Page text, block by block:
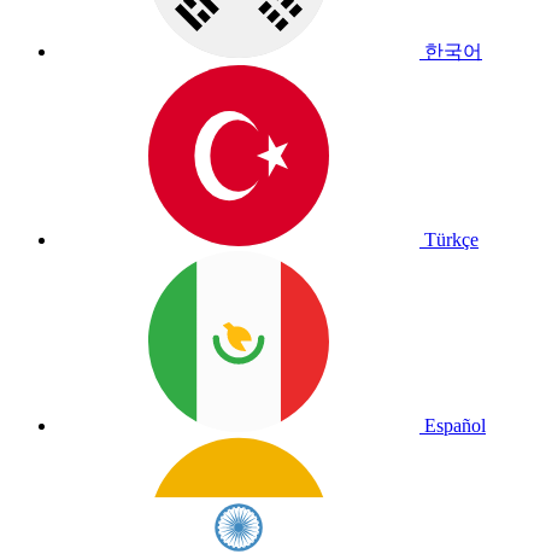
한국어
Türkçe
Español